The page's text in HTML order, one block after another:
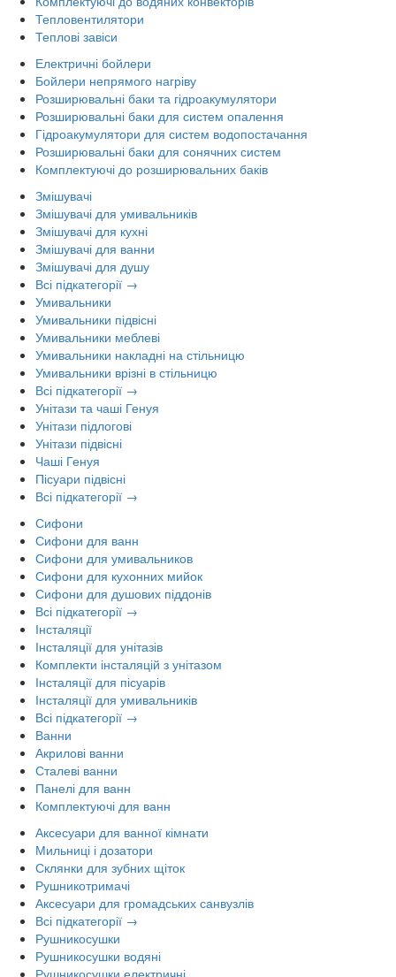
Тепловентилятори
Теплові завіси
Електричні бойлери
Бойлери непрямого нагріву
Розширювальні баки та гідроакумулятори
Розширювальні баки для систем опалення
Гідроакумулятори для систем водопостачання
Розширювальні баки для сонячних систем
Комплектуючі до розширювальних баків
Змішувачі
Змішувачі для умивальників
Змішувачі для кухні
Змішувачі для ванни
Змішувачі для душу
Всі підкатегорії →
Умивальники
Умивальники підвісні
Умивальники меблеві
Умивальники накладні на стільницю
Умивальники врізні в стільницю
Всі підкатегорії →
Унітази та чаші Генуя
Унітази підлогові
Унітази підвісні
Чаші Генуя
Пісуари підвісні
Всі підкатегорії →
Сифони
Сифони для ванн
Сифони для умивальников
Сифони для кухонних мийок
Сифони для душових піддонів
Всі підкатегорії →
Інсталяції
Інсталяції для унітазів
Комплекти інсталяцій з унітазом
Інсталяції для пісуарів
Інсталяції для умивальників
Всі підкатегорії →
Ванни
Акрилові ванни
Сталеві ванни
Панелі для ванн
Комплектуючі для ванн
Аксесуари для ванної кімнати
Мильниці і дозатори
Склянки для зубних щіток
Рушникотримачі
Аксесуари для громадських санвузлів
Всі підкатегорії →
Рушникосушки
Рушникосушки водяні